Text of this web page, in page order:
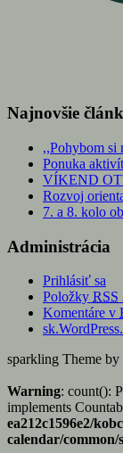
Najnovšie
,,Pohybom
Ponuka aktivít
VÍKEND
Rozvoj
7. a 8. kolo
Administrácia
Prihlásiť sa
Položky RSS
Komentáre v
sparkling Theme by
Warning: count():
implements
ea212c1596e2/
calendar/